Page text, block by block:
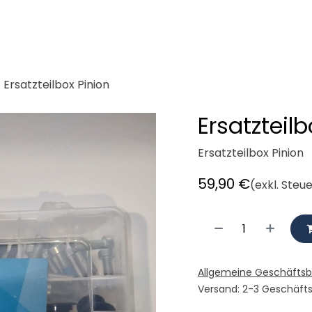
Ersatzteilbox Pinion
Ersatzteilbox Pinion
59,90 €(exkl.
Allgemeine
Versand: 2-3